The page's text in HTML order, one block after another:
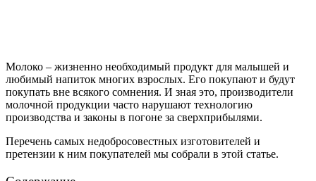
Молоко – жизненно необходимый продукт для малышей и
любимый напиток многих взрослых. Его покупают и будут
покупать вне всякого сомнения. И зная это, производители
молочной продукции часто нарушают технологию
производства и законы в погоне за сверхприбылями.
Перечень самых недобросовестных изготовителей и
претензии к ним покупателей мы собрали в этой статье.